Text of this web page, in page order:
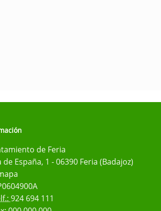
de Feria
de España, 1 - 06390 Feria (Badajoz)
924 694 111